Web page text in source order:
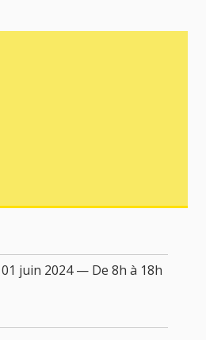
juin 2024 — De 8h à 18h